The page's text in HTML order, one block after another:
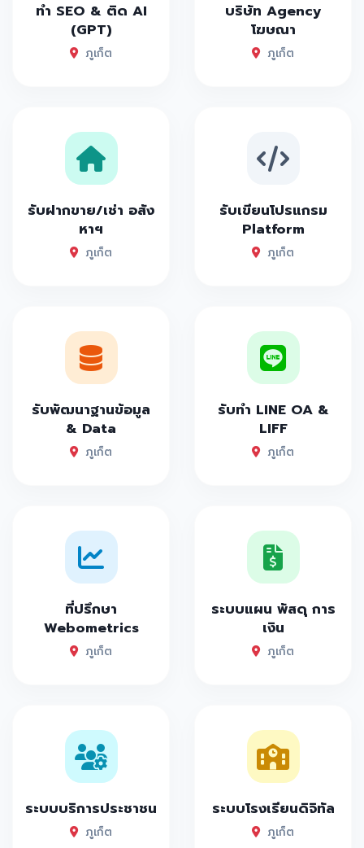
ทำ SEO & ติด AI
(GPT)
ภูเก็ต
บริษัท Agency
โฆษณา
ภูเก็ต
รับฝากขาย/เช่า อสัง
หาฯ
ภูเก็ต
รับเขียนโปรแกรม
Platform
ภูเก็ต
รับพัฒนาฐานข้อมูล
& Data
ภูเก็ต
รับทำ LINE OA &
LIFF
ภูเก็ต
ที่ปรึกษา
Webometrics
ภูเก็ต
ระบบแผน พัสดุ การ
เงิน
ภูเก็ต
ระบบบริการประชาชน
ภูเก็ต
ระบบโรงเรียนดิจิทัล
ภูเก็ต